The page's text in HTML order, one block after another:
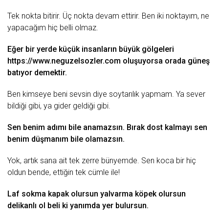
Tek nokta bitirir. Üç nokta devam ettirir. Ben iki noktayım, ne
yapacağım hiç belli olmaz.
Eğer bir yerde küçük insanların büyük gölgeleri
https://www.neguzelsozler.com oluşuyorsa orada güneş
batıyor demektir.
Ben kimseye beni sevsin diye soytarılık yapmam. Ya sever
bildiği gibi, ya gider geldiği gibi.
Sen benim adımı bile anamazsın. Bırak dost kalmayı sen
benim düşmanım bile olamazsın.
Yok, artık sana ait tek zerre bünyemde. Sen koca bir hiç
oldun bende, ettiğin tek cümle ile!
Laf sokma kapakolursun yalvarma köpek olursun
delikanlı ol beli ki yanımda yer bulursun.